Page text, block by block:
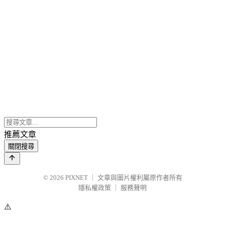
推薦文章
關閉搜尋
© 2026 PIXNET
文章與圖片權利屬原作者所有
隱私權政策
服務聲明
⚠️